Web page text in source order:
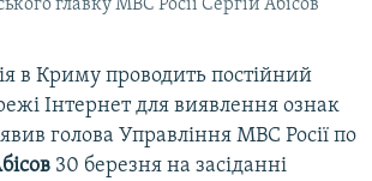
главку МВС Росії Сергій Абісов
в Криму проводить постійний
Інтернет для виявлення ознак
голова Управління МВС Росії по
30 березня на засіданні